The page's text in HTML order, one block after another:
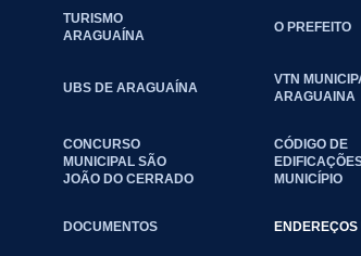
TURISMO
ARAGUAÍNA
O PREFEITO
UBS DE ARAGUAÍNA
VTN
ARAGUAINA
CONCURSO
MUNICIPAL SÃO
JOÃO DO CERRADO
CÓDIGO DE
MUNICÍPIO
DOCUMENTOS ENDEREÇOS